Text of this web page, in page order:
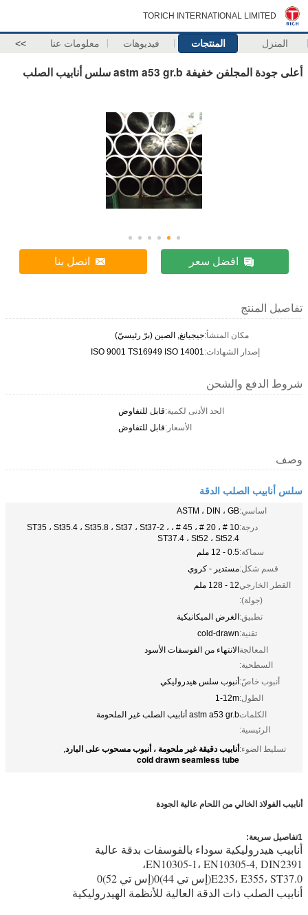
TORICH INTERNATIONAL LIMITED
المنزل المنتجات فيديوهات معلومات عنا >>
أعلى جودة المجلفن خفيفة astm a53 gr.b سلس أنابيب الصلب
افضل سعر اتصل بنا
تفاصيل المنتج
مكان المنشأ:جيجيانغ, الصين (برّ رئيسيّ)
إصدار الشهادات:ISO 9001 TS16949 ISO 14001
شروط الدفع والشحن
الحد الأدنى لكمية:قابل للتفاوض
الأسعار:قابل للتفاوض
وصف
سلس أنابيب الصلب الدقة
اساسي:ASTM ، DIN ، GB
درجة:
10 # ، 20 # ، 45 # ، ST35 ، St35.4 ، St35.8 ، St37 ، St37-2 ،
ST37.4 ، St52 ، St52.4
سماكة:0.5 - 12 ملم
قسم شكل:مستدير - كروي
القطر الخارجي
(جولة):
12 - 128 ملم
تطبيق:الغرض الميكانيكية
تقنية:cold-drawn
المعالجة
السطحية:
الانتهاء من الفوسفات الأسود
أنبوب خاصّ:أنبوب سلس هيدروليكي
الطول:1-12m
الكلمات
الرئيسية:
astm a53 gr.b أنابيب الصلب غير الملحومة
تسليط الضوء:أنابيب دقيقة غير ملحومة ، أنبوب مسحوب على البارد,
cold drawn seamless tube
أنابيب الفولاذ الخالي من اللحام عالية الجودة
1تفاصيل سريعة:
أنابيب هيدروليكية سوداء بالفوسفات بدقة عالية
EN10305-1، EN10305-4, DIN2391،
E235، E355، ST37.0(إس تي 44)0(إس تي 52)0
أنابيب الصلب ذات الدقة العالية للأنظمة الهيدروليكية